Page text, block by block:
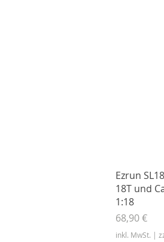
Ezrun
18T und
1:18
Preis
68,90 €
inkl. MwSt. |